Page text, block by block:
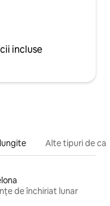
incluse
Alte tipuri de
de închiriat lunar